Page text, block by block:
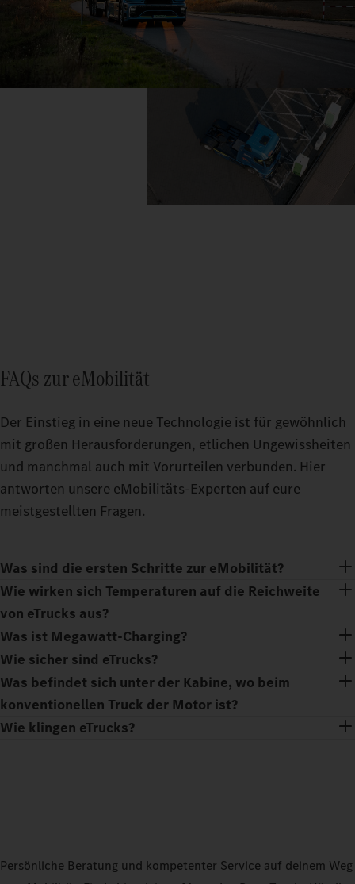
FAQs zur eMobilität
Der Einstieg in eine neue Technologie ist für gewöhnlich
mit großen Herausforderungen, etlichen Ungewissheiten
und manchmal auch mit Vorurteilen verbunden. Hier
antworten unsere eMobilitäts-Experten auf eure
meistgestellten Fragen.
Was sind die ersten Schritte zur eMobilität?
Wie wirken sich Temperaturen auf die Reichweite
von eTrucks aus?
Was ist Megawatt-Charging?
Wie sicher sind eTrucks?
Was befindet sich unter der Kabine, wo beim
konventionellen Truck der Motor ist?
Wie klingen eTrucks?
Persönliche Beratung und kompetenter Service auf deinem Weg